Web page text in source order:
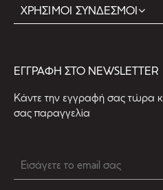
ΧΡΗΣΙΜΟΙ ΣΥΝΔΕΣΜΟΙ
EΓΓΡΑΦΗ ΣΤΟ NEWSLETTER
Kάντε την εγγραφή σας τώρα
σας παραγγελία